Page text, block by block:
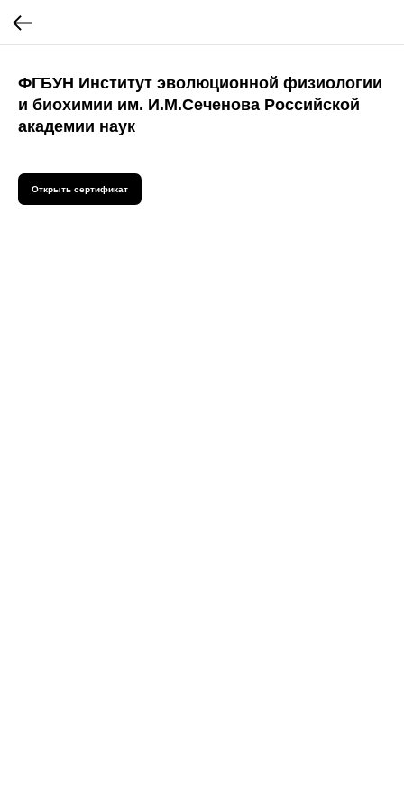
ФГБУН Институт эволюционной физиологии
и биохимии им. И.М.Сеченова Российской
академии наук
Открыть сертификат